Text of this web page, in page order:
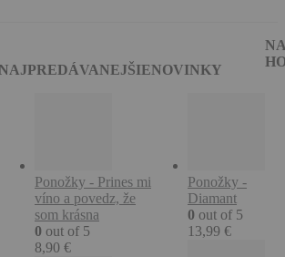
Ponožky - Prines mi
víno a povedz, že
som krásna
0 out of 5
8,90 €
NOVINKY
Ponožky -
Diamant
0 out of 5
13,99 €